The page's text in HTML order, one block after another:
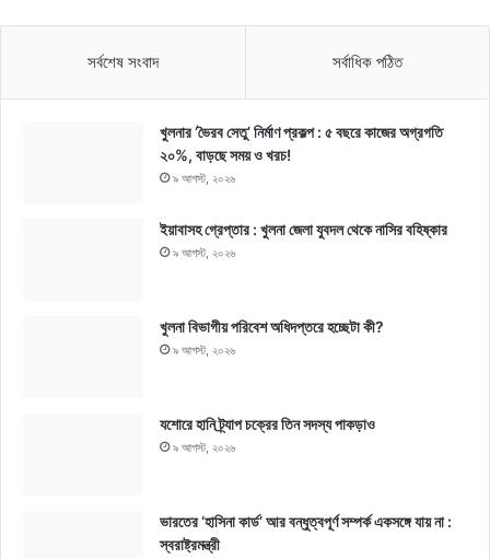
সর্বশেষ সংবাদ সর্বাধিক পঠিত
খুলনার ‘ভৈরব সেতু’ নির্মাণ প্রকল্প : ৫ বছরে কাজের অগ্রগতি
২০%, বাড়ছে সময় ও খরচ!
৯ আগস্ট, ২০২৬
ইয়াবাসহ গ্রেপ্তার : খুলনা জেলা যুবদল থেকে নাসির বহিষ্কার
৯ আগস্ট, ২০২৬
খুলনা বিভাগীয় পরিবেশ অধিদপ্তরে হচ্ছেটা কী?
৯ আগস্ট, ২০২৬
যশোরে হানি ট্র্যাপ চক্রের তিন সদস্য পাকড়াও
৯ আগস্ট, ২০২৬
ভারতের ‘হাসিনা কার্ড’ আর বন্ধুত্বপূর্ণ সম্পর্ক একসঙ্গে যায় না :
স্বরাষ্ট্রমন্ত্রী